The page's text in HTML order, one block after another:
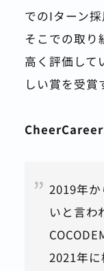
でのIターン採
そこでの取り
高く評価して
しい賞を受賞
CheerCareer
2019年
いと言わ
2021年